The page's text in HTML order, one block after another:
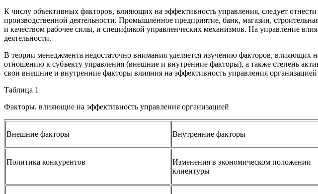
К числу объективных факторов, влияющих на эффективность управления, следует
производственной деятельности. Промышленное предприятие, банк, магазин,
и качеством рабочее силы, и спецификой управленческих механизмов. На управление
деятельности.
В теории менеджмента недостаточно внимания уделяется изучению факторов,
отношению к субъекту управления (внешние и внутренние факторы), а также степень
свои внешние и внутренние факторы влияния на эффективность управления организацией
Таблица 1
Факторы, влияющие на эффективность управления организацией
Внешние факторы Внутренние факторы
Политика конкурентов
Изменения в экономическом положении
клиентуры